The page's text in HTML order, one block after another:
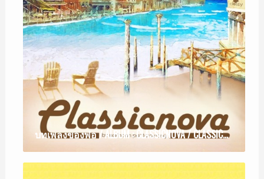
บทเพลงของพ่อ / ALBUM : CLASSICNOVA / CLASSICNOVA